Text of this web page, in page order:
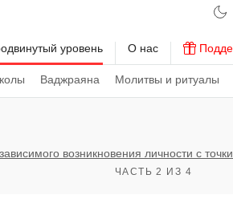
уровень
Ваджраяна Молитвы и ритуалы
О нас
возникновения личности с
ЧАСТЬ 2 ИЗ 4